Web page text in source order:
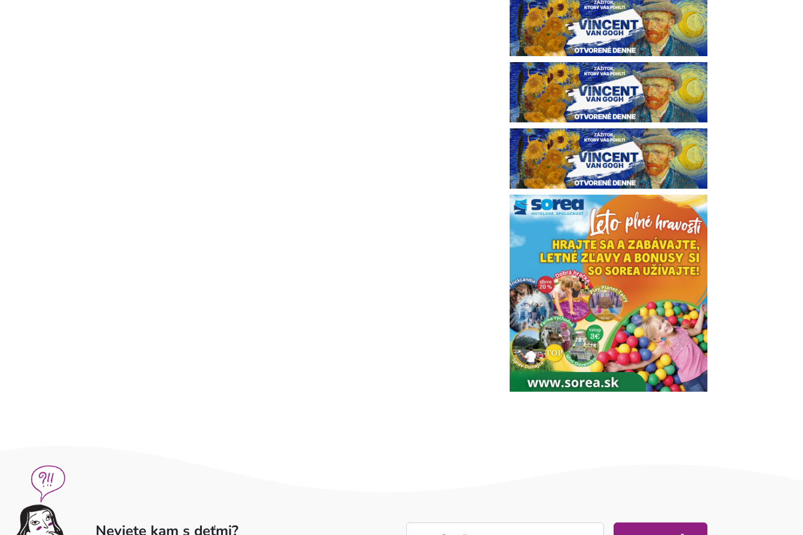
Neviete kam s deťmi?